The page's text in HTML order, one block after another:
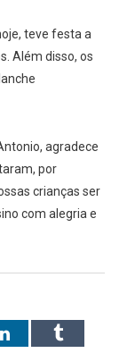
teve festa a
Além disso, os
agradece
por
crianças ser
com alegria e
LinkedInTumblr